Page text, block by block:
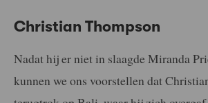
Christian Thompson
Nadat hij er niet in slaagde Miranda
kunnen we ons voorstellen dat